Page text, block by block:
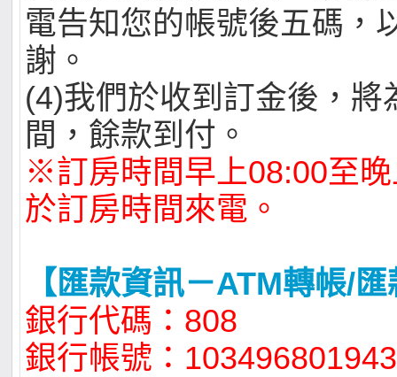
電告知您的帳號後五碼，
謝。
(4)我們於收到訂金後，將
間，餘款到付。
※訂房時間早上08:00至
於訂房時間來電。
【匯款資訊－ATM轉帳/
銀行代碼：808
銀行帳號：